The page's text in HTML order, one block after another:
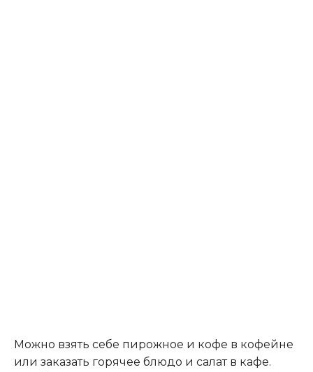
Можно взять себе пирожное и кофе в кофейне
или заказать горячее блюдо и салат в кафе.